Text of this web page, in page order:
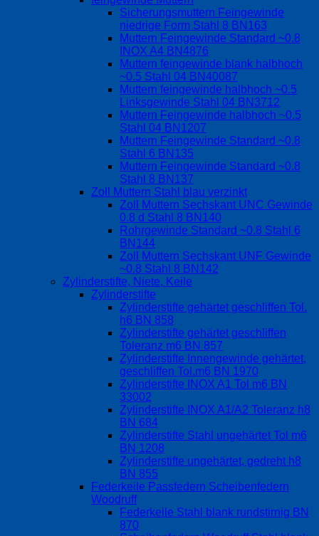
Sicherungsmuttern Feingewinde
niedrige Form Stahl 8 BN163
Muttern Feingewinde Standard ~0.8
INOX A4 BN4876
Muttern feingewinde blank halbhoch
~0.5 Stahl 04 BN40087
Muttern feingewinde halbhoch ~0.5
Linksgewinde Stahl 04 BN3712
Muttern Feingewinde halbhoch ~0.5
Stahl 04 BN1207
Muttern Feingewinde Standard ~0.8
Stahl 6 BN135
Muttern Feingewinde Standard ~0.8
Stahl 8 BN137
Zoll Muttern Stahl blau verzinkt
Zoll Muttern Sechskant UNC Gewinde
0.8 d Stahl 8 BN140
Rohrgewinde Standard ~0.8 Stahl 6
BN144
Zoll Muttern Sechskant UNF Gewinde
~0.8 Stahl 8 BN142
Zylinderstifte, Niete, Keile
Zylinderstifte
Zylinderstifte gehärtet geschliffen Tol.
h6 BN 858
Zylinderstifte gehärtet geschliffen
Toleranz m6 BN 857
Zylinderstifte Innengewinde gehärtet,
geschliffen Tol.m6 BN 1970
Zylinderstifte INOX A1 Tol m6 BN
33002
Zylinderstifte INOX A1/A2 Toleranz h8
BN 684
Zylinderstifte Stahl ungehärtet Tol m6
BN 1208
Zylinderstifte ungehärtet, gedreht h8
BN 855
Federkeile Passfedern Scheibenfedern
Woodruff
Federkeile Stahl blank rundstirnig BN
870